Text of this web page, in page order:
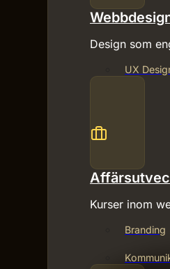
Design som
UX
Kurser inom
Branding